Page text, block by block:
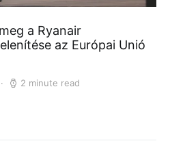
a Ryanair
az Európai Unió
2 minute read